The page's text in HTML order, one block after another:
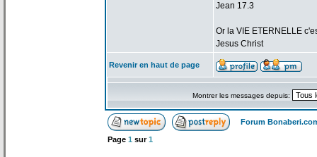
Jean 17.3
Or la VIE ETERNELLE
Jesus Christ
Revenir en haut de page
Montrer les messages depuis:
Forum
Page 1 sur1